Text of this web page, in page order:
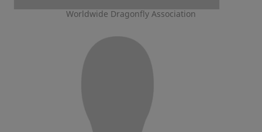
Worldwide Dragonfly Association